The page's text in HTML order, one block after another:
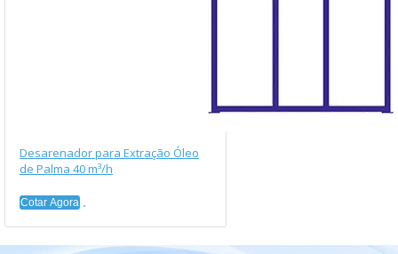
Desarenador para Extração Óleo
de Palma 40 m³/h
Cotar Agora